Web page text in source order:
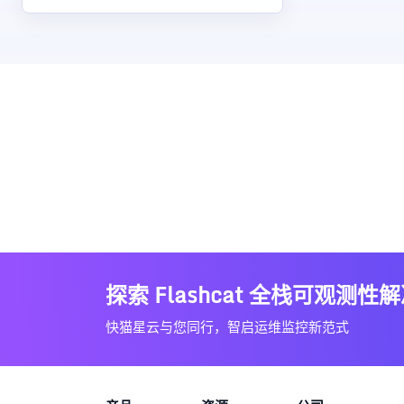
探索 Flashcat 全栈可观测性
快猫星云与您同行，智启运维监控新范式